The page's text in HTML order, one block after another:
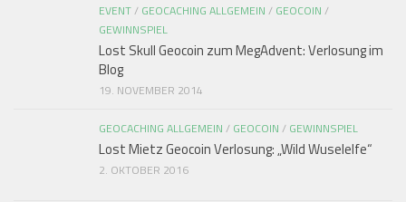
EVENT/ GEOCACHING ALLGEMEIN / GEOCOIN /
GEWINNSPIEL
Lost Skull Geocoin zum MegAdvent: Verlosung im
Blog
19. NOVEMBER 2014
GEOCACHING ALLGEMEIN / GEOCOIN / GEWINNSPIEL
Lost Mietz Geocoin Verlosung: „Wild Wuselelfe“
2. OKTOBER 2016